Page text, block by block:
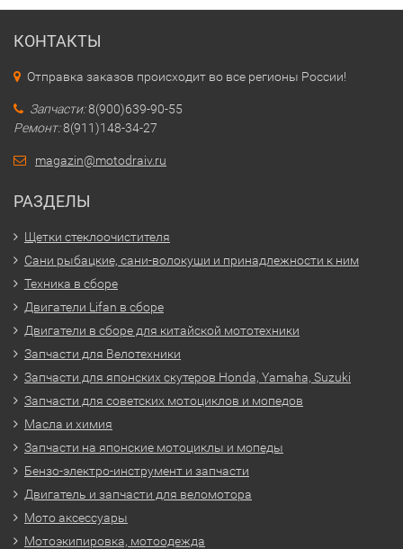
КОНТАКТЫ
Отправка заказов происходит во все регионы России!
Запчасти:8(900)639-90-55
Ремонт:8(911)148-34-27
magazin@motodraiv.ru
РАЗДЕЛЫ
Щетки стеклоочистителя
Сани рыбацкие, сани-волокуши и принадлежности к ним
Техника в сборе
Двигатели Lifan в сборе
Двигатели в сборе для китайской мототехники
Запчасти для Велотехники
Запчасти для японских скутеров Honda, Yamaha, Suzuki
Запчасти для советских мотоциклов и мопедов
Масла и химия
Запчасти на японские мотоциклы и мопеды
Бензо-электро-инструмент и запчасти
Двигатель и запчасти для веломотора
Мото аксессуары
Мотоэкипировка, мотоодежда